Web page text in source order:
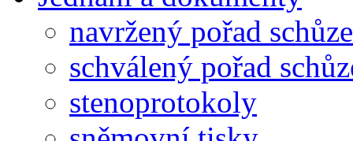
navržený pořad schůze
schválený pořad
stenoprotokoly